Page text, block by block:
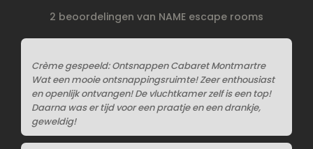
2 beoordelingen van NAME escape rooms
Crème gespeeld: Ontsnappen Cabaret Montmartre
Wat een mooie ontsnappingsruimte! Zeer enthousiast
en openlijk ontvangen! De vluchtkamer zelf is een top!
Daarna was er tijd voor een praatje en een drankje,
geweldig!